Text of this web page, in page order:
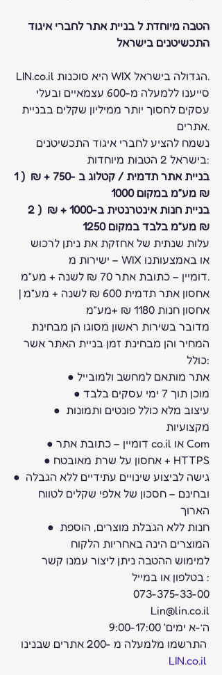
הטבה מיוחדת ל בניית אתר לחברי איגוד
התכשיטנים בישראל
LIN.co.il היא סוכנות WIX הגדולה בישראל.
סייענו ללמעלה מ-600 עצמאיים ובעלי
עסקים לחסוך יותר ממיליון שקלים בבניית
אתרים.
נשמח להציע לחברי איגוד התכשיטנים
בישראל 2 הטבות מיוחדות:
1 ) בניית אתר תדמית / קטלוג ב -750 + ₪
מע”מ במקום 1000 ₪
2 ) בניית חנות אינטרנטית ב-1000 + ₪
מע”מ בלבד במקום 1250 ₪
עלות שנתית של אחזקת את ניתן לרכוש
ישירות מ – WIX או באמצעותנו
דומיין – כתובת אתר 70 ₪ לשנה + מע”מ.
אחסון אתר תדמית 600 ₪ לשנה + מע”מ |
אחסון חנות 1180 ₪ +מע”מ
מדובר בשירות ראשון מסוגו הן מבחינת
המחיר והן מבחינת זמן בניית האתר אשר
כולל:
● אתר מותאם למחשב ולמובייל
● מוכן תוך 7 ימי עסקים בלבד
● עיצוב מלא כולל פונטים ותמונות
מקצועיות
● דומיין – כתובת אתר co.il או Com
● אחסון על שרת מאובטח + HTTPS
● גישה לביצוע שינויים עתידיים ללא הגבלה
ובחינם – חסכון של אלפי שקלים לטווח
הארוך
● חנות ללא הגבלת מוצרים, הוספת
המוצרים הינה באחריות הלקוח
למימוש ההטבה ניתן ליצור עמנו קשר
בטלפון או במייל :
073-375-33-00
Lin@lin.co.il
9:00-17:00 ‘ה’-א ימים
LIN.co.il